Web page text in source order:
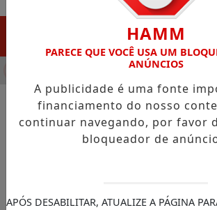
DESTAQUE EM PORTO GRANDE COM
NOTÍCIAS/GOVERNO DO AMAPÁ
Clécio acompanha
Bacia do Araguari e
HAMM
PARECE QUE VOCÊ USA UM
ANÚNCIOS
A publicidade é uma fonte
financiamento do nosso
continuar navegando, por favor
bloqueador de
APÓS DESABILITAR, ATUALIZE A PÁGINA